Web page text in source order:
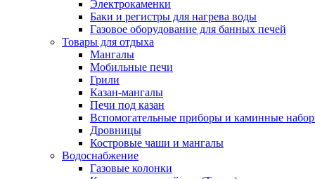
Электрокаменки
Баки и регистры для нагрева воды
Газовое оборудование для банных печей
Товары для отдыха
Мангалы
Мобильные печи
Грили
Казан-мангалы
Печи под казан
Вспомогательные приборы и каминные
Дровницы
Костровые чаши и мангалы
Водоснабжение
Газовые колонки